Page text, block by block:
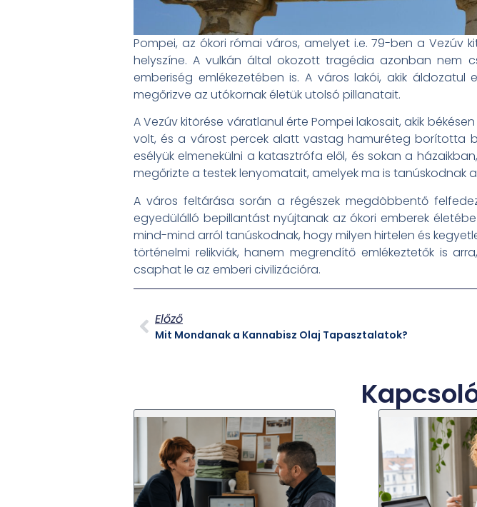
Pompei, az ókori római város, amelyet i.e. 79-ben a Vezúv
helyszíne. A vulkán által okozott tragédia azonban nem
emberiség emlékezetében is. A város lakói, akik
megőrizve az utókornak életük utolsó pillanatait.
A Vezúv kitörése váratlanul érte Pompei lakosait, akik
volt, és a várost percek alatt vastag hamuréteg borította
esélyük elmenekülni a katasztrófa elől, és sokan a
megőrizte a testek lenyomatait, amelyek ma is tanúskodnak
A város feltárása során a régészek megdöbbentő
egyedülálló bepillantást nyújtanak az ókori emberek
mind-mind arról tanúskodnak, hogy milyen hirtelen és
történelmi relikviák, hanem megrendítő emlékeztetők is
csaphat le az emberi civilizációra.
Előző
Mit Mondanak a Kannabisz Olaj Tapasztalatok?